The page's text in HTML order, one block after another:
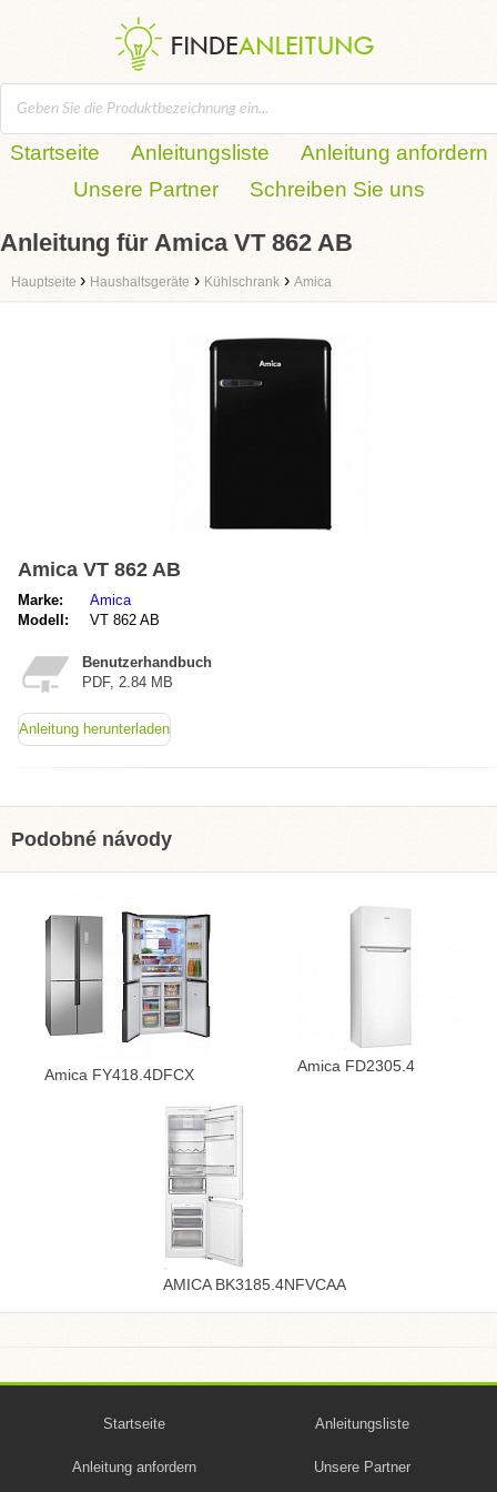
Startseite Anleitungsliste
Anleitung anfordern
Unsere Partner
Schreiben Sie uns
Anleitung für Amica VT 862 AB
Hauptseite › Haushaltsgeräte › Kühlschrank › Amica
Amica VT 862 AB
Marke:
Amica
Modell:
VT 862 AB
Benutzerhandbuch
PDF, 2.84 MB
Anleitung herunterladen
Podobné návody
Amica FY418.4DFCX Amica FD2305.4
AMICA BK3185.4NFVCAA
Startseite Anleitungsliste
Anleitung anfordern Unsere Partner